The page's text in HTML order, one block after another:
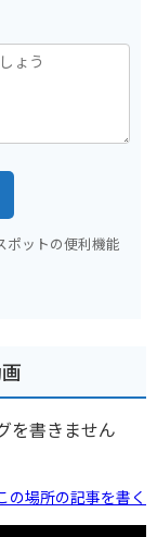
ポットの便利機能
を書きません
の場所の記事を書く